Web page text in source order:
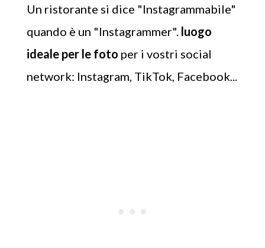
Un ristorante si dice "Instagrammabile"
quando è un "Instagrammer". luogo
ideale per le foto per i vostri social
network: Instagram, TikTok, Facebook...